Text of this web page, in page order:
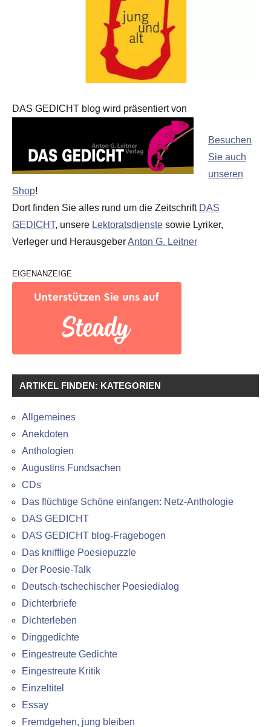
DAS GEDICHT blog wird präsentiert von
Besuchen
Sie auch
unseren
Shop!
Dort finden Sie alles rund um die Zeitschrift DAS
GEDICHT, unsere Lektoratsdienste sowie Lyriker,
Verleger und HerausgeberAnton G. Leitner
EIGENANZEIGE
ARTIKEL FINDEN: KATEGORIEN
Allgemeines
Anekdoten
Anthologien
Augustins Fundsachen
CDs
Das flüchtige Schöne einfangen: Netz-Anthologie
DAS GEDICHT
DAS GEDICHT blog-Fragebogen
Das knifflige Poesiepuzzle
Der Poesie-Talk
Deutsch-tschechischer Poesiedialog
Dichterbriefe
Dichterleben
Dinggedichte
Eingestreute Gedichte
Eingestreute Kritik
Einzeltitel
Essay
Fremdgehen, jung bleiben